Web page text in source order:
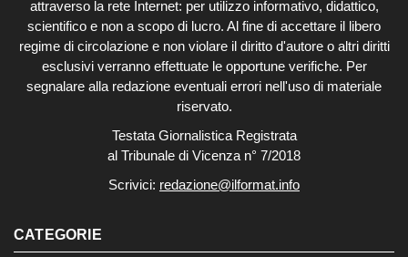
attraverso la rete Internet: per utilizzo informativo, didattico,
scientifico e non a scopo di lucro. Al fine di accettare il libero
regime di circolazione e non violare il diritto d'autore o altri diritti
esclusivi verranno effettuate le opportune verifiche. Per
segnalare alla redazione eventuali errori nell'uso di materiale
riservato.
Testata Giornalistica Registrata
al Tribunale di Vicenza n° 7/2018
Scrivici: redazione@ilformat.info
CATEGORIE